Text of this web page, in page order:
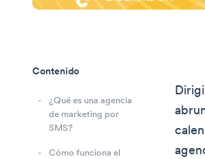
Contenido
¿Qué es una agencia
de marketing por
SMS?
Cómo funciona el